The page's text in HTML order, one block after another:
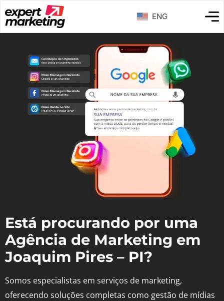
ENG
Está procurando por uma
Agência de Marketing em
Joaquim Pires – PI?
Somos especialistas em serviços de marketing,
oferecendo soluções completas como gestão de mídias